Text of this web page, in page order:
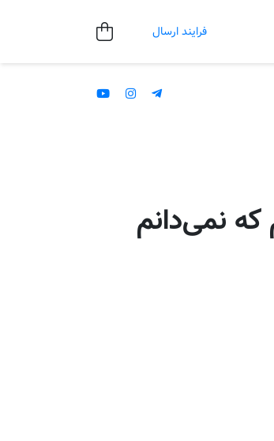
فرایند ارسال
نمی‌دانم